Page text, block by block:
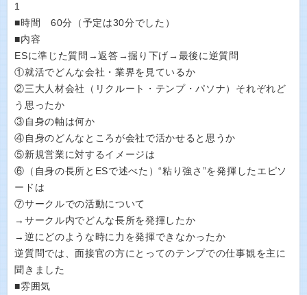
1
■時間 60分（予定は30分でした）
■内容
ESに準じた質問→返答→掘り下げ→最後に逆質問
①就活でどんな会社・業界を見ているか
②三大人材会社（リクルート・テンプ・パソナ）それぞれど
う思ったか
③自身の軸は何か
④自身のどんなところが会社で活かせると思うか
⑤新規営業に対するイメージは
⑥（自身の長所とESで述べた）“粘り強さ”を発揮したエピソ
ードは
⑦サークルでの活動について
→サークル内でどんな長所を発揮したか
→逆にどのような時に力を発揮できなかったか
逆質問では、面接官の方にとってのテンプでの仕事観を主に
聞きました
■雰囲気